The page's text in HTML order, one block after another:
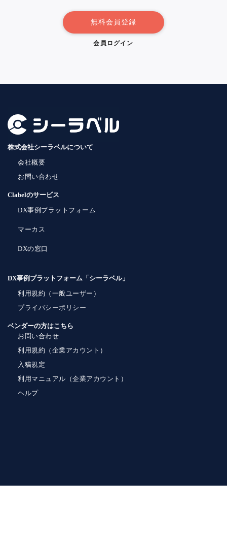
無料会員登録
会員ログイン
株式会社シーラベルについて
会社概要
お問い合わせ
Clabelのサービス
DX事例プラットフォーム
マーカス
DXの窓口
DX事例プラットフォーム「シーラベル」
利用規約（一般ユーザー）
プライバシーポリシー
ベンダーの方はこちら
お問い合わせ
利用規約（企業アカウント）
入稿規定
利用マニュアル（企業アカウント）
ヘルプ